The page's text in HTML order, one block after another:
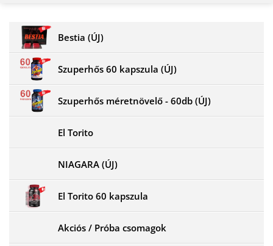
Bestia (ÚJ)
Szuperhős 60 kapszula (ÚJ)
Szuperhős méretnövelő - 60db (ÚJ)
El Torito
NIAGARA (ÚJ)
El Torito 60 kapszula
Akciós / Próba csomagok